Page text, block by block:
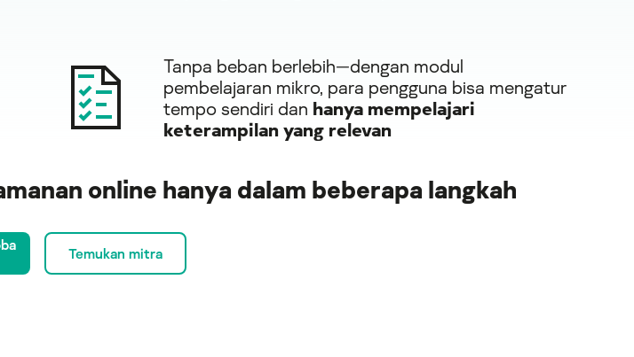
Tanpa beban berlebih—dengan modul
pembelajaran mikro, para pengguna bisa mengatur
tempo sendiri dan hanya mempelajari
keterampilan yang relevan
online hanya dalam beberapa langkah
Temukan mitra